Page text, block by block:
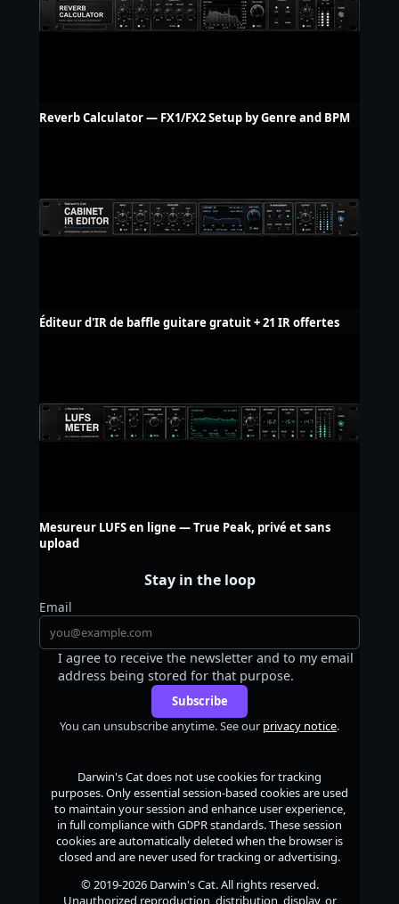
Reverb Calculator — FX1/FX2 Setup by Genre and BPM
Éditeur d'IR de baffle guitare gratuit + 21 IR offertes
Mesureur LUFS en ligne — True Peak, privé et sans
upload
Stay in the loop
Email
I agree to receive the newsletter and to my email
address being stored for that purpose.
Subscribe
You can unsubscribe anytime. See our privacy notice.
Darwin's Catdoes not use cookies for tracking
purposes. Only essential session-based cookies are used
to maintain your session and enhance user experience,
in full compliance with GDPR standards. These session
cookies are automatically deleted when the browser is
closed and are never used for tracking or advertising.
© 2019-2026 Darwin's Cat. All rights reserved.
Unauthorized reproduction, distribution, display, or